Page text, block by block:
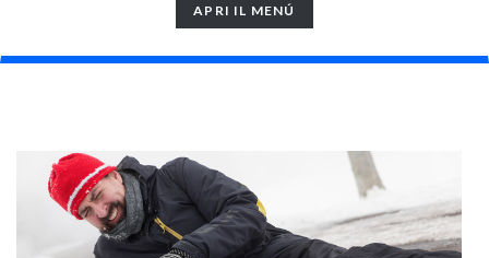
TOGGLE
NAVIGATION
APRI IL MENÚ